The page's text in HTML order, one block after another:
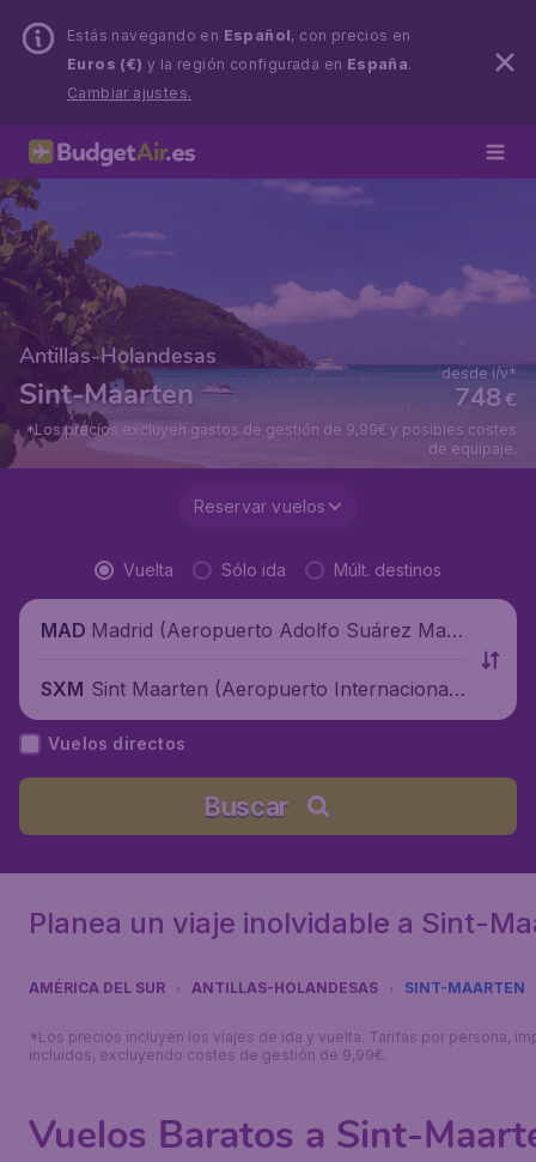
Estás navegando en Español, con precios en
Euros (€) y la región configurada en España.
Cambiar ajustes.
Antillas-Holandesas
Sint-Maarten €
748
desde i/v*
*Los precios excluyen gastos de gestión de 9,99€ y posibles costes
de equipaje.
Reservar vuelos
Vuelta Sólo ida Múlt. destinos
MAD Madrid (Aeropuerto Adolfo Suárez Madr
SXM Sint Maarten (Aeropuerto Internacional
Princesa Juliana), Sint Maarten
Vuelos directos
Buscar
Planea un viaje inolvidable a Sint-
AMÉRICA DEL SUR ANTILLAS-HOLANDESAS SINT-MAARTEN
*Los precios incluyen los viajes de ida y vuelta. Tarifas por persona,
incluidos, excluyendo costes de gestión de 9,99€.
Vuelos Baratos a Sint-